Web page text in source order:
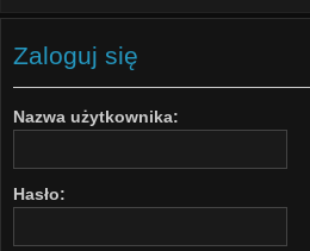
Zaloguj się
Nazwa użytkownika:
Hasło: